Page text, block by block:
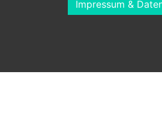
Impressum &